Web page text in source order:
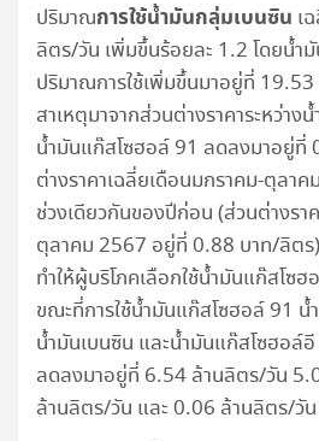
ปริมาณการใช้น้ำมันกลุ่มเบนซิน เ
ลิตร/วัน เพิ่มขึ้นร้อยละ 1.2 โดยน้ำ
ปริมาณการใช้เพิ่มขึ้นมาอยู่ที่
สาเหตุมาจากส่วนต่างราคาระหว่า
น้ำมันแก๊สโซฮอล์ 91 ลดลงมาอยู่ที่
ต่างราคาเฉลี่ยเดือนมกราคม-ตุลา
ช่วงเดียวกันของปีก่อน (ส่วนต่างรา
ตุลาคม 2567 อยู่ที่ 0.88 บาท/ลิตร
ทำให้ผู้บริโภคเลือกใช้น้ำมันแก๊สโซ
ขณะที่การใช้น้ำมันแก๊สโซฮอล์ 91
น้ำมันเบนซิน และน้ำมันแก๊สโซฮอล์
ลดลงมาอยู่ที่ 6.54 ล้านลิตร/วัน
ล้านลิตร/วัน และ 0.06 ล้านลิตร/วั